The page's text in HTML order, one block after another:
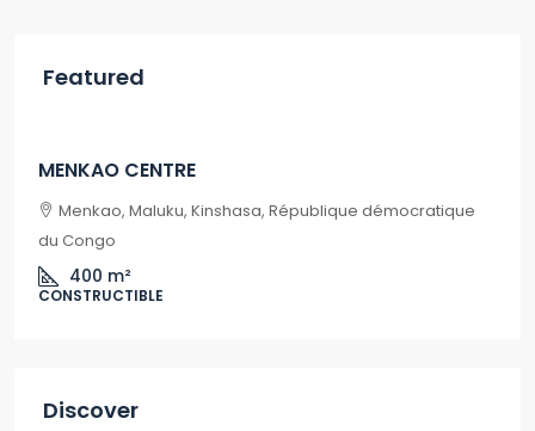
Featured
A partir2,500$
MENKAO CENTRE
Menkao, Maluku, Kinshasa, République démocratique
du Congo
400 m²
CONSTRUCTIBLE
Discover